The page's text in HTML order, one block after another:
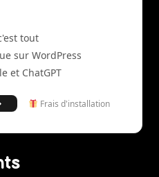
tout
sur WordPress
et ChatGPT
Frais d'installation